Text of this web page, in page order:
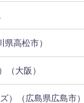
県高松市）
（大阪）
）（広島県広島市）